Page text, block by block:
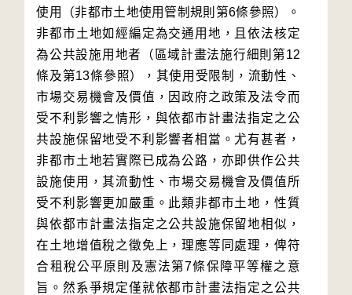
使用（非都市土地使用管制規則第6條參照）。
非都市土地如經編定為交通用地，且依法核定
為公共設施用地者（區域計畫法施行細則第12
條及第13條參照），其使用受限制，流動性、
市場交易機會及價值，因政府之政策及法令而
受不利影響之情形，與依都市計畫法指定之公
共設施保留地受不利影響者相當。尤有甚者，
非都市土地若實際已成為公路，亦即供作公共
設施使用，其流動性、市場交易機會及價值所
受不利影響更加嚴重。此類非都市土地，性質
與依都市計畫法指定之公共設施保留地相似，
在土地增值稅之徵免上，理應等同處理，俾符
合租稅公平原則及憲法第7條保障平等權之意
旨。然系爭規定僅就依都市計畫法指定之公共